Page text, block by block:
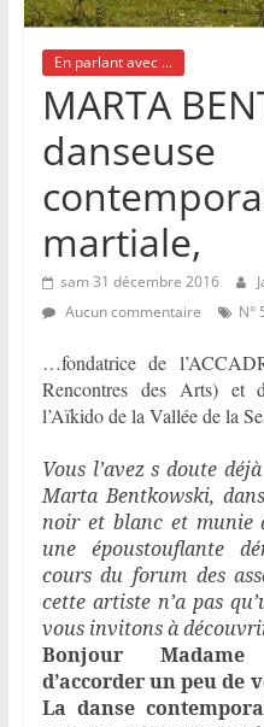
En parlant avec ...
MARTA
danseuse
martiale,
sam 31 décembre 2016
Aucun commentaire
N°
…fondatrice de
Rencontres des Arts) et
l’Aïkido de la Vallée de la
Vous l’avez s doute
Marta Bentkowski,
noir et blanc et munie
une époustouflante
cours du forum des
cette artiste n’a pas
vous invitons à
Bonjour
d’accorder un peu de
La danse